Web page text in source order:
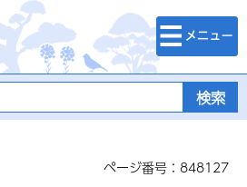
県
検索・メニュ
ー
ページ番号：848127